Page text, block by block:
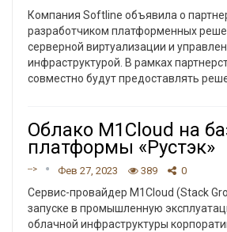
Компания Softline объявила о
разработчиком платформенных
серверной виртуализации и
инфраструктурой. В рамках
совместно будут предоставлять
Облако M1Cloud на
платформы «Рустэк»
--> Фев 27, 2023 389 0
Сервис-провайдер M1Cloud (Stack
запуске в промышленную
облачной инфраструктуры